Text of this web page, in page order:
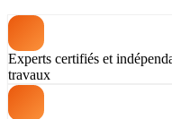
Experts certifiés et
travaux